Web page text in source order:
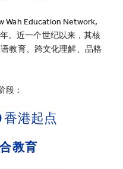
Wah Education Network,
。近一个世纪以来，其核
教育、跨文化理解、品格
段：
香港起点
教育